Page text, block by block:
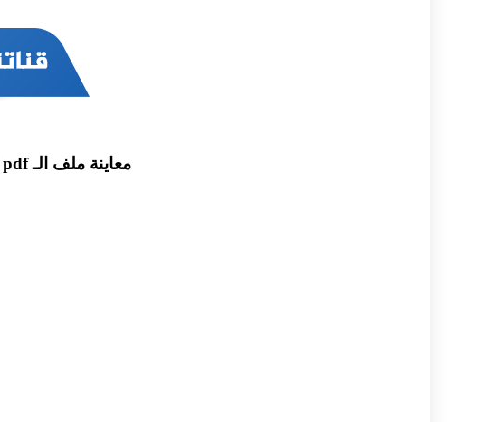
معاينة ملف الـ pdf فلاش عن تفاعلات الأغوال للصف الثاني عشر علمي